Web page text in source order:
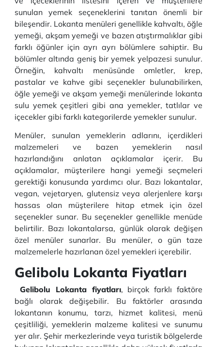
sunulan yemek seçeneklerini tanıtan önemli bir
bileşendir. Lokanta menüleri genellikle kahvaltı, öğle
yemeği, akşam yemeği ve bazen atıştırmalıklar gibi
farklı öğünler için ayrı ayrı bölümlere sahiptir. Bu
bölümler altında geniş bir yemek yelpazesi sunulur.
Örneğin, kahvaltı menüsünde omletler, krep,
pastalar ve kahve gibi seçenekler bulunabilirken,
öğle yemeği ve akşam yemeği menülerinde lokanta
sulu yemek çeşitleri gibi ana yemekler, tatlılar ve
içecekler gibi farklı kategorilerde yemekler sunulur.
Menüler, sunulan yemeklerin adlarını, içerdikleri
malzemeleri ve bazen yemeklerin nasıl
hazırlandığını anlatan açıklamalar içerir. Bu
açıklamalar, müşterilere hangi yemeği seçmeleri
gerektiği konusunda yardımcı olur. Bazı lokantalar,
vegan, vejetaryen, glutensiz veya alerjenlere karşı
hassas olan müşterilere hitap etmek için özel
seçenekler sunar. Bu seçenekler genellikle menüde
belirtilir. Bazı lokantalarsa, günlük olarak değişen
özel menüler sunarlar. Bu menüler, o gün taze
malzemelerle hazırlanan özel yemekleri içerebilir.
Gelibolu Lokanta Fiyatları
Gelibolu Lokanta fiyatları, birçok farklı faktöre
bağlı olarak değişebilir. Bu faktörler arasında
lokantanın konumu, tarzı, hizmet kalitesi, menü
çeşitliliği, yemeklerin malzeme kalitesi ve sunumu
yer alır. Şehir merkezlerinde veya turistik bölgelerde